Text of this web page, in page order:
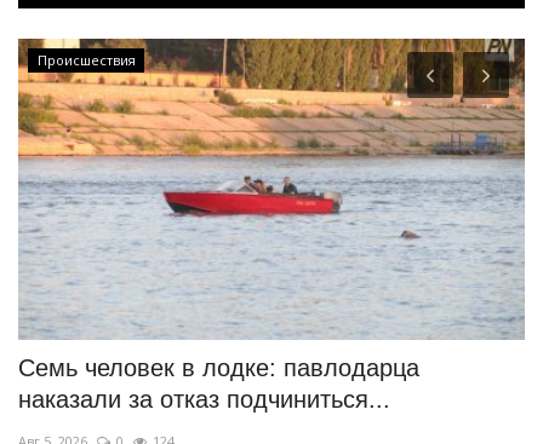
Происшествия
Семь человек в лодке: павлодарца
наказали за отказ подчиниться...